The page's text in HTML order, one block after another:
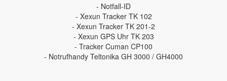
- Notfall-ID
- Xexun Tracker TK 102
- Xexun Tracker TK 201-2
- Xexun GPS Uhr TK 203
- Tracker Cuman CP100
- Notrufhandy Teltonika GH 3000 / GH4000